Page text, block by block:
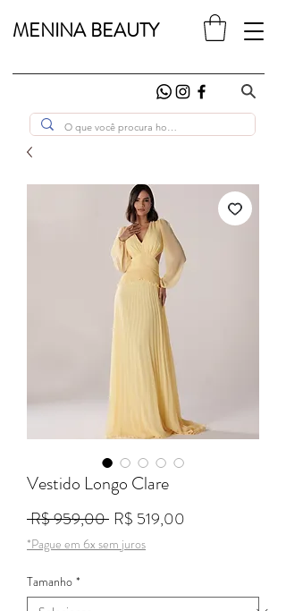
MENINA BEAUTY
Vestido Longo Clare
R$ 959,00 Preço normal
R$ 519,00
*Pague em 6x sem juros
Tamanho *